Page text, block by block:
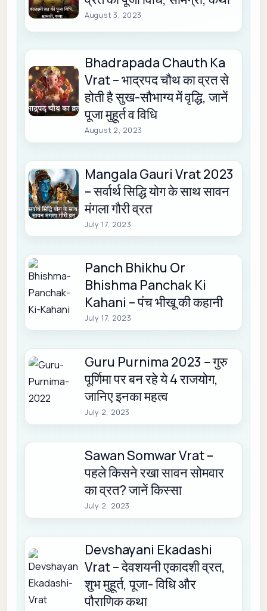
August 3, 2023
Bhadrapada Chauth Ka
Vrat – भाद्रपद चौथ का व्रत से
होती है सुख-सौभाग्य में वृद्धि, जानें
पूजा मुहूर्त व विधि
August 2, 2023
Mangala Gauri Vrat 2023
– सर्वार्थ सिद्धि योग के साथ सावन
मंगला गौरी व्रत
July 17, 2023
Panch Bhikhu Or
Bhishma Panchak Ki
Kahani – पंच भीखू की कहानी
July 17, 2023
Guru Purnima 2023 – गुरु
पूर्णिमा पर बन रहे ये 4 राजयोग,
जानिए इनका महत्व
July 2, 2023
Sawan Somwar Vrat –
पहले किसने रखा सावन सोमवार
का व्रत? जानें किस्सा
July 2, 2023
Devshayani Ekadashi
Vrat – देवशयनी एकादशी व्रत,
शुभ मुहूर्त, पूजा- विधि और
पौराणिक कथा